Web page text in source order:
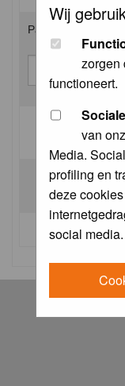
Wij
zorgen
functioneert.
van
Media.
profiling en
deze
social media.
Password:
Log me on
I forgot